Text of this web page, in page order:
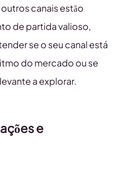
canais estão
de partida valioso,
se o seu canal está
do mercado ou se
a explorar.
e